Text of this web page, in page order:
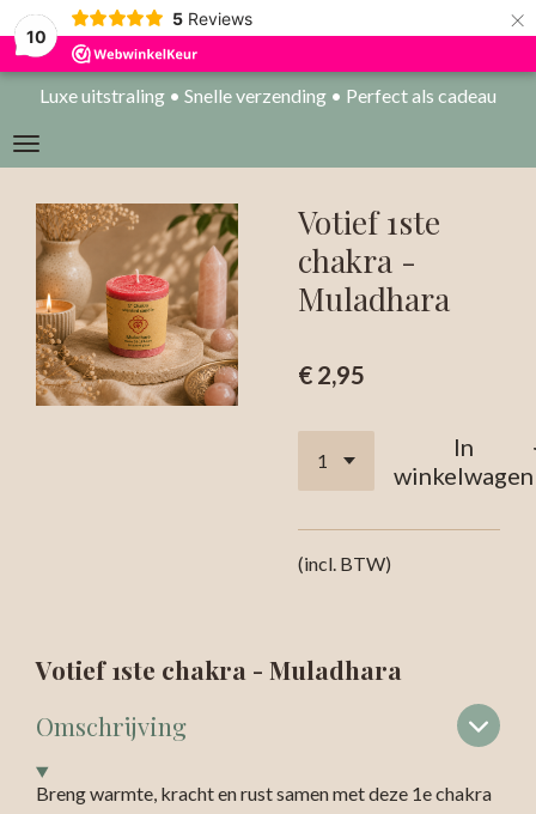
10
5 Reviews ×
Luxe uitstraling • Snelle verzending • Perfect als cadeau
Votief 1ste
chakra -
Muladhara
€ 2,95
In
winkelwagen
(incl. BTW)
Votief 1ste chakra - Muladhara
Omschrijving
Breng warmte, kracht en rust samen met deze 1e chakra